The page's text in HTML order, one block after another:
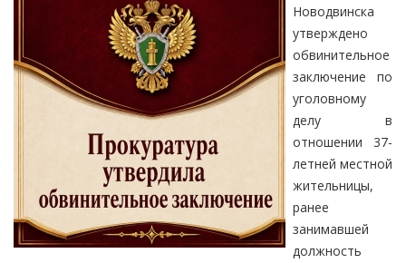
Новодвинска
утверждено
обвинительное
заключение по
уголовному
делу в
отношении 37-
летней местной
жительницы,
ранее
занимавшей
должность